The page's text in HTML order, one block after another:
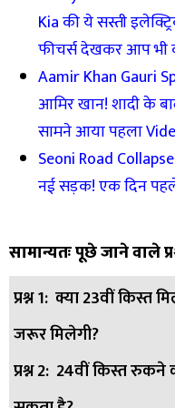
Kia की ये सस्ती
फीचर्स देखकर आप भी
Aamir Khan Gauri
आमिर खान! शादी के
सामने आया पहला
Seoni Road
नई सड़क! एक दिन
सामान्यतः पूछे जाने वाले
प्रश्न 1: क्या 23वीं किस्त
जरूर मिलेगी?
उत्तर: नहीं, 24वीं किस्त
प्रश्न 2: 24वीं किस्त रुकने